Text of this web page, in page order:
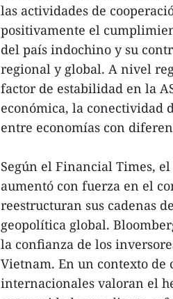
las actividades de
positivamente el
del país indochino y su
regional y global. A nivel
factor de estabilidad en la
económica, la conectividad
entre economías con
Según el Financial Times,
aumentó con fuerza en el
reestructuran sus cadenas
geopolítica global.
la confianza de los
Vietnam. En un contexto de
internacionales valoran el